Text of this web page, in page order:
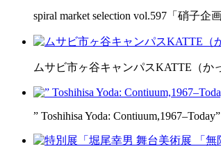
spiral market selection vol.597「硝子企
ムサビ市ヶ谷キャンパスKATTE（か
” Toshihisa Yoda: Contiuum,1967–Today”